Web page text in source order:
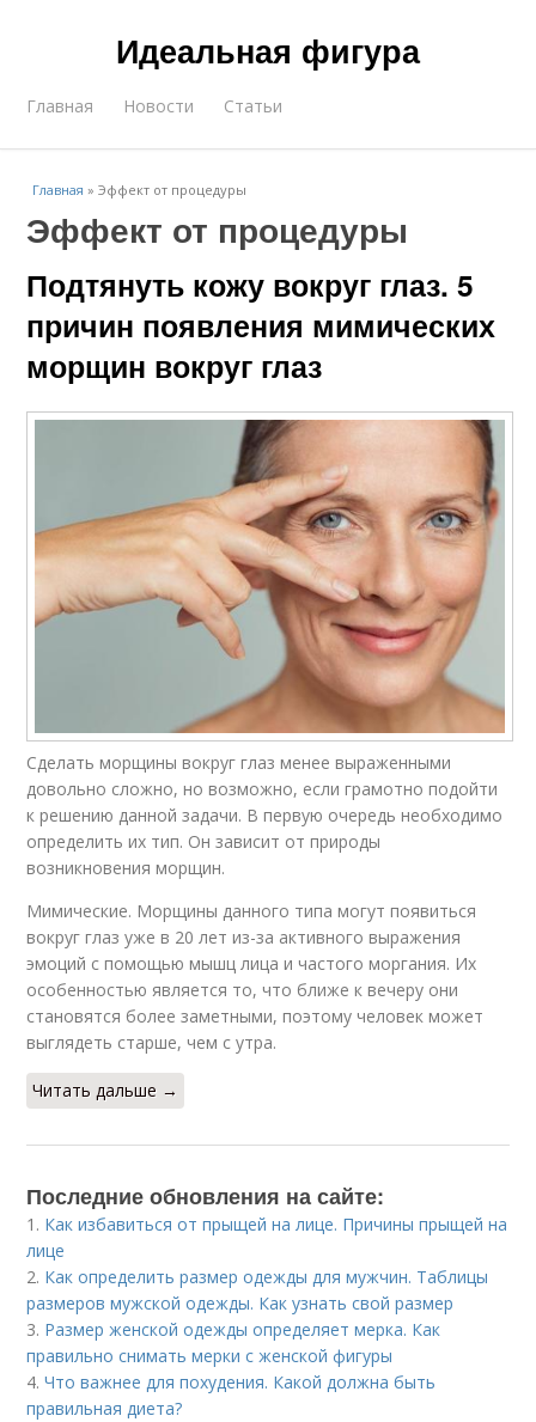
Идеальная фигура
Главная Новости Статьи
Главная »Эффект от процедуры
Эффект от процедуры
Подтянуть кожу вокруг глаз. 5
причин появления мимических
морщин вокруг глаз
Сделать морщины вокруг глаз менее выраженными
довольно сложно, но возможно, если грамотно подойти
к решению данной задачи. В первую очередь необходимо
определить их тип. Он зависит от природы
возникновения морщин.
Мимические. Морщины данного типа могут появиться
вокруг глаз уже в 20 лет из-за активного выражения
эмоций с помощью мышц лица и частого моргания. Их
особенностью является то, что ближе к вечеру они
становятся более заметными, поэтому человек может
выглядеть старше, чем с утра.
Читать дальше →
Последние обновления на сайте:
1. Как избавиться от прыщей на лице. Причины прыщей на
лице
2. Как определить размер одежды для мужчин. Таблицы
размеров мужской одежды. Как узнать свой размер
3. Размер женской одежды определяет мерка. Как
правильно снимать мерки с женской фигуры
4.Что важнее для похудения. Какой должна быть
правильная диета?